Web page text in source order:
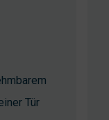
Tür